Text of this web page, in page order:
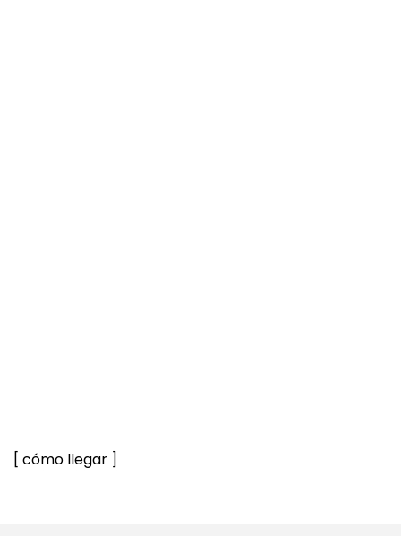
[ cómo llegar ]